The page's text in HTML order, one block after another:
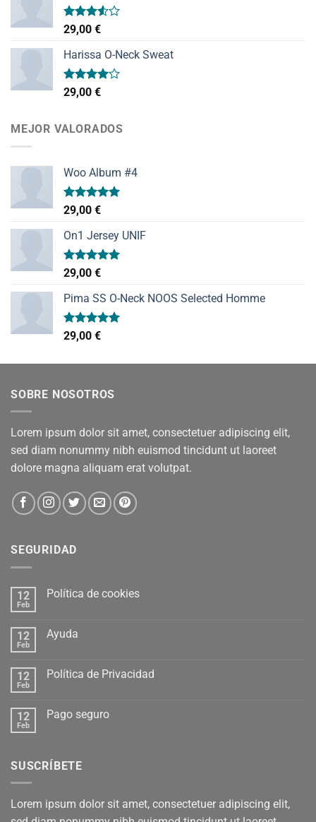
Valorado
con
3.50de
5
29,00 €
Harissa O-Neck Sweat
Valorado
con
29,00 €
MEJOR VALORADOS
Woo Album #4
Valorado
con
de 5
29,00 €
On1 Jersey UNIF
Valorado
con
de 5
29,00 €
Pima SS O-Neck NOOS Selected Homme
Valorado
con
29,00 €
SOBRE NOSOTROS
Lorem ipsum dolor sit amet, consectetuer adipiscing elit,
sed diam nonummy nibh euismod tincidunt ut laoreet
dolore magna aliquam erat volutpat.
SEGURIDAD
12
Feb
Política de cookies
12
Feb
Ayuda
12
Feb
Política de Privacidad
12
Feb
Pago seguro
SUSCRÍBETE
Lorem ipsum dolor sit amet, consectetuer adipiscing elit,